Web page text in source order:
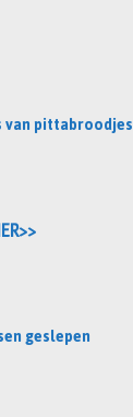
pittabroodjes
geslepen